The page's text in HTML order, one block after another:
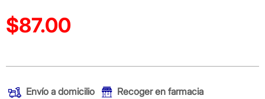
Precio reducido de
$87.00
Envío a domicilio Recoger en farmacia